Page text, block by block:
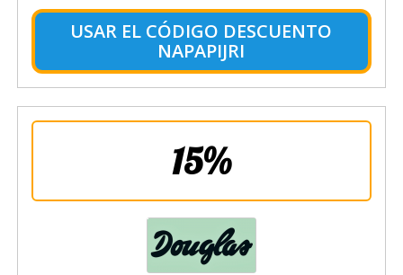
USAR EL CÓDIGO DESCUENTO
NAPAPIJRI
15%